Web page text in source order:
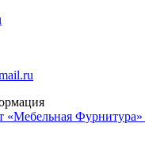
«Мебельная Фурнитура»